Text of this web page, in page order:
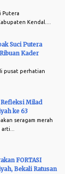
Putera
Kendal....
Suci Putera
Kader
pusat perhatian
Milad
ke 63
seragam merah
FORTASI
Bekali Ratusan